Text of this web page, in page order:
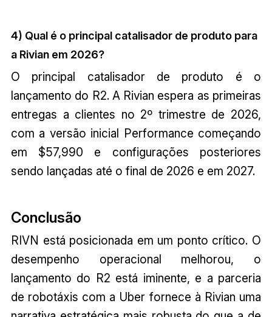
4) Qual é o principal catalisador de produto para
a Rivian em 2026?
O principal catalisador de produto é o
lançamento do R2. A Rivian espera as primeiras
entregas a clientes no 2º trimestre de 2026,
com a versão inicial Performance começando
em $57,990 e configurações posteriores
sendo lançadas até o final de 2026 e em 2027.
Conclusão
RIVN está posicionada em um ponto crítico. O
desempenho operacional melhorou, o
lançamento do R2 está iminente, e a parceria
de robotáxis com a Uber fornece à Rivian uma